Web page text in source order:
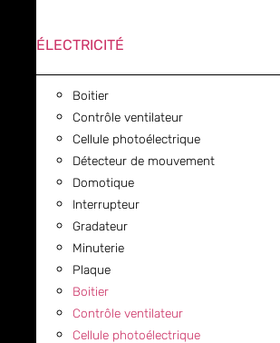
ÉLECTRICITÉ
Boitier
Contrôle ventilateur
Cellule photoélectrique
Détecteur de mouvement
Domotique
Interrupteur
Gradateur
Minuterie
Plaque
Boitier
Contrôle ventilateur
Cellule photoélectrique